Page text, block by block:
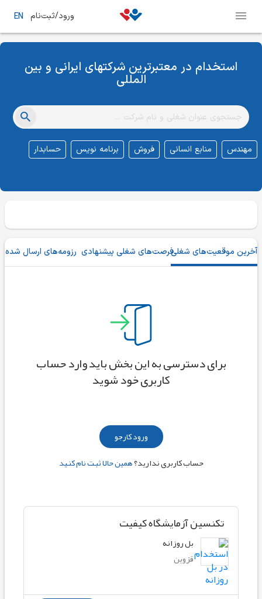
ورود/ثبت‌نام EN
استخدام در معتبر‌ترین شرکتهای ایرانی و بین
‌المللی
مهندس منابع انسانی فروش برنامه نویس حسابدار
آخرین موقعیت‌های شغلیفرصت‌های شغلی پیشنهادی رزومه‌های ارسال شده
برای دسترسی به این بخش باید وارد حساب
کاربری خود شوید
ورود کارجو
حساب کاربری ندارید؟همین حالا ثبت نام کنید
تکنسین آزمایشگاه کیفیت
بل روزانه
قزوین